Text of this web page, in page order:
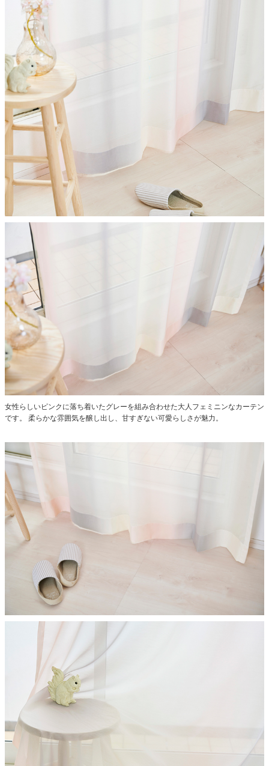
女性らしいピンクに落ち着いたグレーを組み合わせた大人フェミニンなカーテン
です。
柔らかな雰囲気を醸し出し、甘すぎない可愛らしさが魅力。